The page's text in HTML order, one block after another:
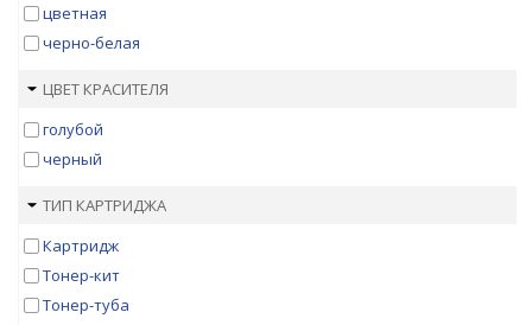
цветная
черно-белая
ЦВЕТ КРАСИТЕЛЯ
голубой
черный
ТИП КАРТРИДЖА
Картридж
Тонер-кит
Тонер-туба